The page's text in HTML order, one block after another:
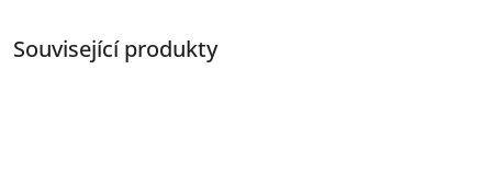
Související produkty